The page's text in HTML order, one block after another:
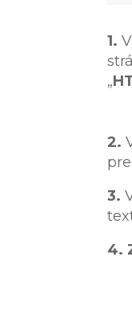
1.
„
2.
3.
4.